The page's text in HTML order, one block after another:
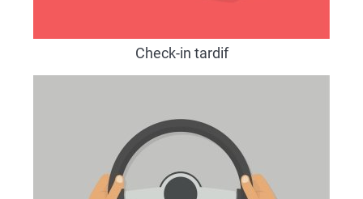
Check-in tardif